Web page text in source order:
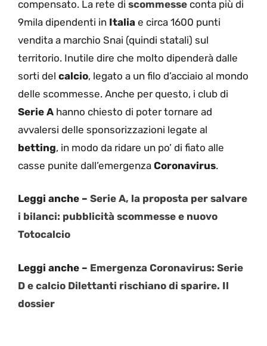
compensato. La rete di scommesse conta più di
9mila dipendenti in Italia e circa 1600 punti
vendita a marchio Snai (quindi statali) sul
territorio. Inutile dire che molto dipenderà dalle
sorti del calcio, legato a un filo d’acciaio al mondo
delle scommesse. Anche per questo, i club di
Serie A hanno chiesto di poter tornare ad
avvalersi delle sponsorizzazioni legate al
betting, in modo da ridare un po’ di fiato alle
casse punite dall’emergenza Coronavirus.
Leggi anche – Serie A, la proposta per salvare
i bilanci: pubblicità scommesse e nuovo
Totocalcio
Leggi anche – Emergenza Coronavirus: Serie
D e calcio Dilettanti rischiano di sparire. Il
dossier